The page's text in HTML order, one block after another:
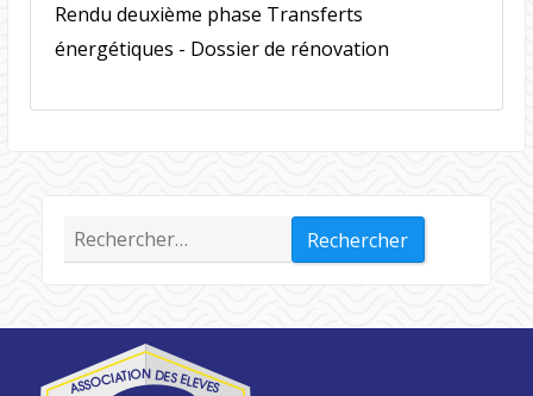
Rendu deuxième phase Transferts
énergétiques - Dossier de rénovation
Rechercher :